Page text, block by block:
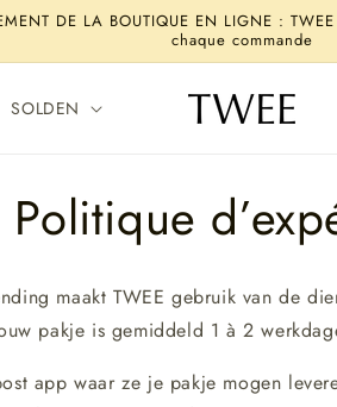
DE LA BOUTIQUE EN LIGNE :
chaque commande
SOLDEN
Politique
maakt TWEE gebruik van de
pakje is gemiddeld 1 à 2
app waar ze je pakje mogen